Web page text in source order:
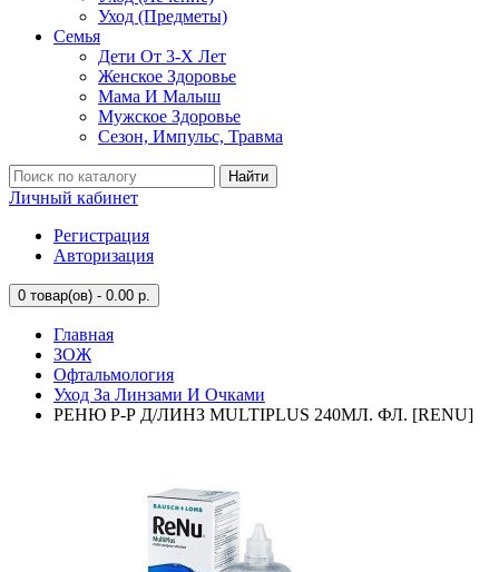
Уход (Предметы)
Семья
Дети От 3-Х Лет
Женское Здоровье
Мама И Малыш
Мужское Здоровье
Сезон, Импульс, Травма
Найти
Личный кабинет
Регистрация
Авторизация
0 товар(ов) - 0.00 р.
Главная
ЗОЖ
Офтальмология
Уход За Линзами И Очками
РЕНЮ Р-Р Д/ЛИНЗ MULTIPLUS 240МЛ. ФЛ. [RENU]